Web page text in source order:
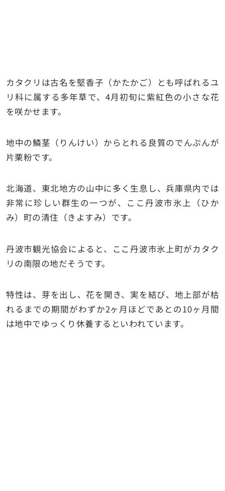
カタクリは古名を堅香子（かたかご）とも呼ばれるユ
リ科に属する多年草で、4月初旬に紫紅色の小さな花
を咲かせます。
地中の鱗茎（りんけい）からとれる良質のでんぷんが
片栗粉です。
北海道、東北地方の山中に多く生息し、兵庫県内では
非常に珍しい群生の一つが、ここ丹波市氷上（ひか
み）町の清住（きよすみ）です。
丹波市観光協会によると、ここ丹波市氷上町がカタク
リの南限の地だそうです。
特性は、芽を出し、花を開き、実を結び、地上部が枯
れるまでの期間がわずか2ヶ月ほどであとの10ヶ月間
は地中でゆっくり休養するといわれています。